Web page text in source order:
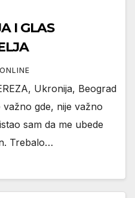
I GLAS
Ukronija, Beograd
važno gde, nije važno
sam da me ubede
Trebalo…